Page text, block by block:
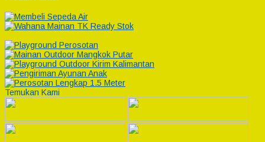
Temukan Kami